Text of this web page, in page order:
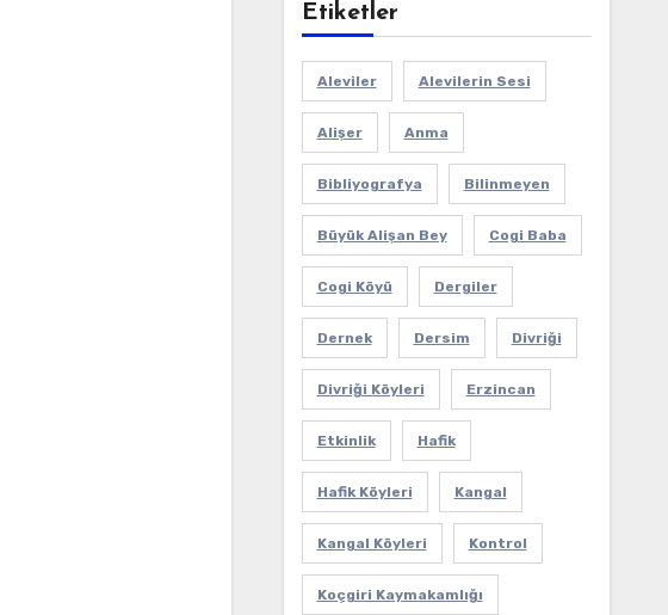
Etiketler
Aleviler Alevilerin Sesi
Alişer Anma
Bibliyografya Bilinmeyen
Büyük Alişan Bey Cogi Baba
Cogi Köyü Dergiler
Dernek Dersim Divriği
Divriği Köyleri Erzincan
Etkinlik Hafik
Hafik Köyleri Kangal
Kangal Köyleri Kontrol
Koçgiri Kaymakamlığı